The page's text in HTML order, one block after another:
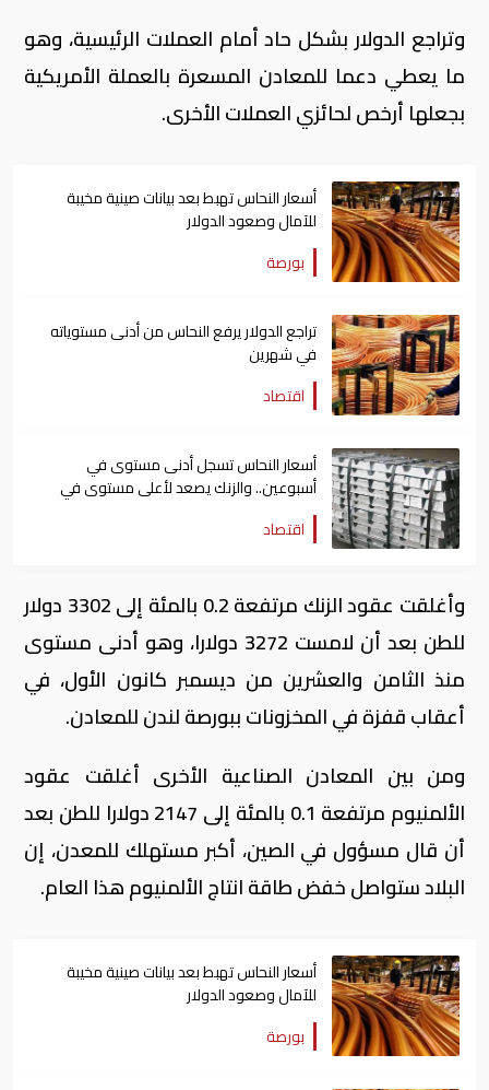
وتراجع الدولار بشكل حاد أمام العملات الرئيسية، وهو
ما يعطي دعما للمعادن المسعرة بالعملة الأمريكية
بجعلها أرخص لحائزي العملات الأخرى.
أسعار النحاس تهبط بعد بيانات صينية مخيبة
للآمال وصعود الدولار
بورصة
تراجع الدولار يرفع النحاس من أدنى مستوياته
في شهرين
اقتصاد
أسعار النحاس تسجل أدنى مستوى في
أسبوعين.. والزنك يصعد لأعلى مستوى في
أكثر من 10 سنوات
اقتصاد
وأغلقت عقود الزنك مرتفعة 0.2 بالمئة إلى 3302 دولار
للطن بعد أن لامست 3272 دولارا، وهو أدنى مستوى
منذ الثامن والعشرين من ديسمبر كانون الأول، في
أعقاب قفزة في المخزونات ببورصة لندن للمعادن.
ومن بين المعادن الصناعية الأخرى أغلقت عقود
الألمنيوم مرتفعة 0.1 بالمئة إلى 2147 دولارا للطن بعد
أن قال مسؤول في الصين، أكبر مستهلك للمعدن، إن
البلاد ستواصل خفض طاقة انتاج الألمنيوم هذا العام.
أسعار النحاس تهبط بعد بيانات صينية مخيبة
للآمال وصعود الدولار
بورصة